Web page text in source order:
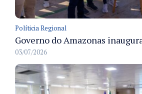
Políticia Regional
03/07/2026